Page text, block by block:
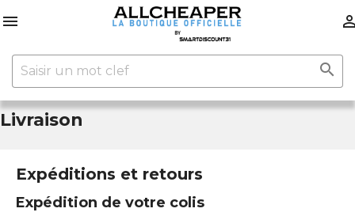


Livraison
Expéditions et retours
Expédition de votre colis